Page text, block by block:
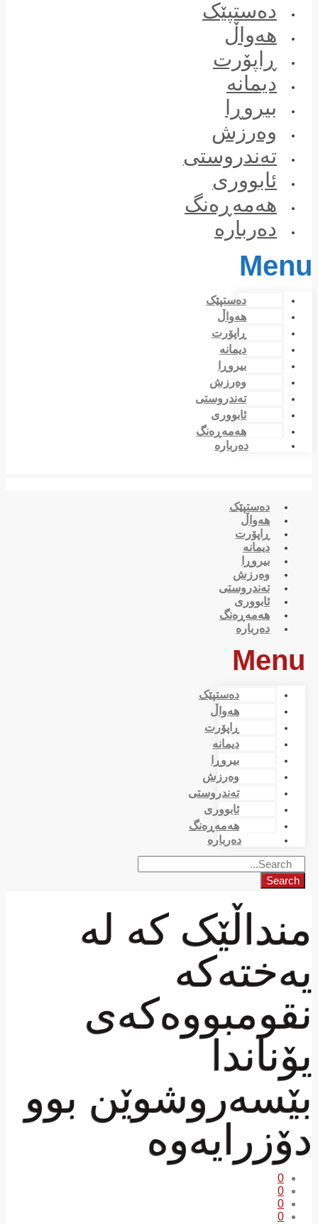
دەستپێک
هەواڵ
ڕاپۆرت
دیمانە
بیروڕا
وەرزش
تەندروستی
ئابووری
هەمەڕەنگ
دەربارە
Menu
دەستپێک
هەواڵ
ڕاپۆرت
دیمانە
بیروڕا
وەرزش
تەندروستی
ئابووری
هەمەڕەنگ
دەربارە
دەستپێک
هەواڵ
ڕاپۆرت
دیمانە
بیروڕا
وەرزش
تەندروستی
ئابووری
هەمەڕەنگ
دەربارە
Menu
دەستپێک
هەواڵ
ڕاپۆرت
دیمانە
بیروڕا
وەرزش
تەندروستی
ئابووری
هەمەڕەنگ
دەربارە
Search
منداڵێک کە لە
یەختەکە
نقومبووەکەی
یۆناندا
بێسەروشوێن بوو
دۆزرایەوە
0
0
0
0